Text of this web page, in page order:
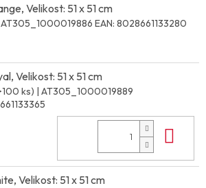
Velikost: 51 x 51 cm
EAN: 8028661133280
Velikost: 51 x 51 cm
ks) | AT305_1000019889
Velikost: 51 x 51 cm